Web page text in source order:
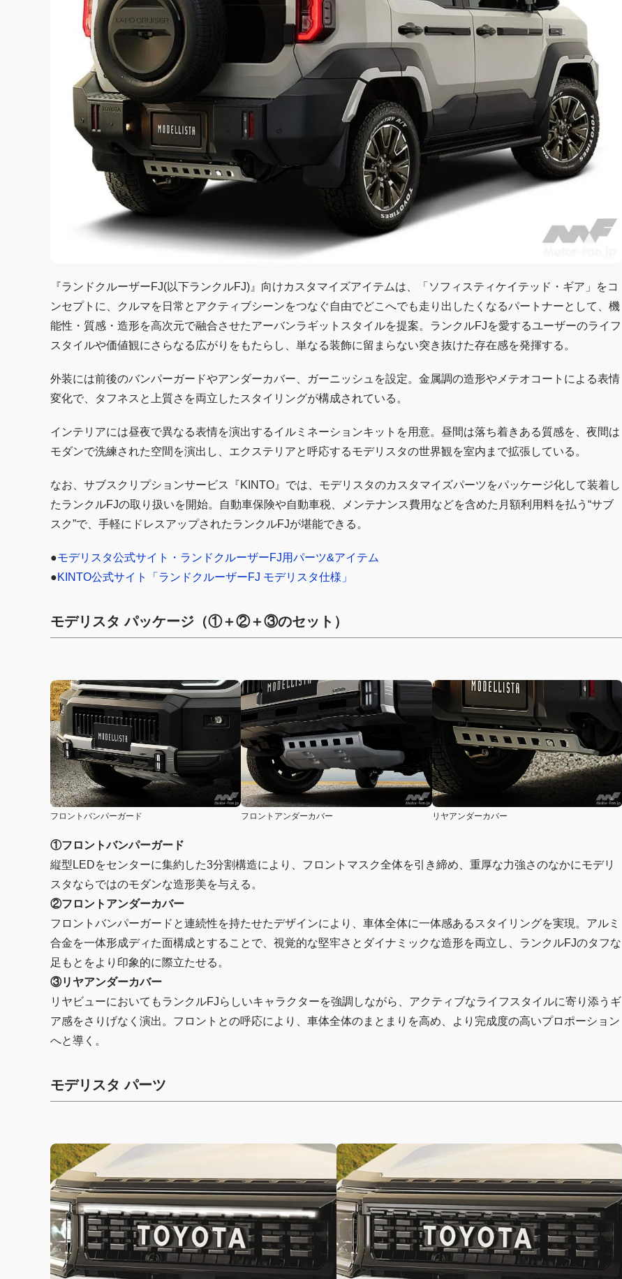
『ランドクルーザーFJ(以下ランクルFJ)』向けカスタマイズアイテムは、「ソフィスティケイテッド・ギア」をコ
ンセプトに、クルマを日常とアクティブシーンをつなぐ自由でどこへでも走り出したくなるパートナーとして、機
能性・質感・造形を高次元で融合させたアーバンラギットスタイルを提案。ランクルFJを愛するユーザーのライフ
スタイルや価値観にさらなる広がりをもたらし、単なる装飾に留まらない突き抜けた存在感を発揮する。
外装には前後のバンパーガードやアンダーカバー、ガーニッシュを設定。金属調の造形やメテオコートによる表情
変化で、タフネスと上質さを両立したスタイリングが構成されている。
インテリアには昼夜で異なる表情を演出するイルミネーションキットを用意。昼間は落ち着きある質感を、夜間は
モダンで洗練された空間を演出し、エクステリアと呼応するモデリスタの世界観を室内まで拡張している。
なお、サブスクリプションサービス『KINTO』では、モデリスタのカスタマイズパーツをパッケージ化して装着し
たランクルFJの取り扱いを開始。自動車保険や自動車税、メンテナンス費用などを含めた月額利用料を払う“サブ
スク”で、手軽にドレスアップされたランクルFJが堪能できる。
●モデリスタ公式サイト・ランドクルーザーFJ用パーツ&アイテム
●KINTO公式サイト「ランドクルーザーFJ モデリスタ仕様」
モデリスタ パッケージ（①＋②＋③のセット）
フロントバンパーガード フロントアンダーカバー リヤアンダーカバー
①フロントバンパーガード
縦型LEDをセンターに集約した3分割構造により、フロントマスク全体を引き締め、重厚な力強さのなかにモデリ
スタならではのモダンな造形美を与える。
②フロントアンダーカバー
フロントバンパーガードと連続性を持たせたデザインにより、車体全体に一体感あるスタイリングを実現。アルミ
合金を一体形成ディた面構成とすることで、視覚的な堅牢さとダイナミックな造形を両立し、ランクルFJのタフな
足もとをより印象的に際立たせる。
③リヤアンダーカバー
リヤビューにおいてもランクルFJらしいキャラクターを強調しながら、アクティブなライフスタイルに寄り添うギ
ア感をさりげなく演出。フロントとの呼応により、車体全体のまとまりを高め、より完成度の高いプロポーション
へと導く。
モデリスタ パーツ